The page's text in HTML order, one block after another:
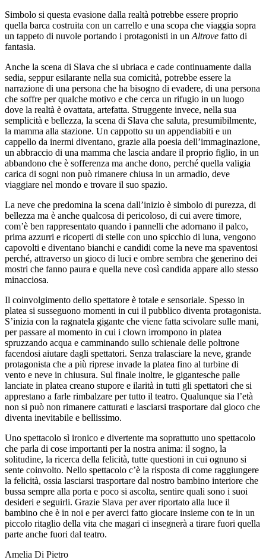
Simbolo si questa evasione dalla realtà potrebbe essere proprio
quella barca costruita con un carrello e una scopa che viaggia sopra
un tappeto di nuvole portando i protagonisti in un Altrove fatto di
fantasia.
Anche la scena di Slava che si ubriaca e cade continuamente dalla
sedia, seppur esilarante nella sua comicità, potrebbe essere la
narrazione di una persona che ha bisogno di evadere, di una persona
che soffre per qualche motivo e che cerca un rifugio in un luogo
dove la realtà è ovattata, artefatta. Struggente invece, nella sua
semplicità e bellezza, la scena di Slava che saluta, presumibilmente,
la mamma alla stazione. Un cappotto su un appendiabiti e un
cappello da inermi diventano, grazie alla poesia dell’immaginazione,
un abbraccio di una mamma che lascia andare il proprio figlio, in un
abbandono che è sofferenza ma anche dono, perché quella valigia
carica di sogni non può rimanere chiusa in un armadio, deve
viaggiare nel mondo e trovare il suo spazio.
La neve che predomina la scena dall’inizio è simbolo di purezza, di
bellezza ma è anche qualcosa di pericoloso, di cui avere timore,
com’è ben rappresentato quando i pannelli che adornano il palco,
prima azzurri e ricoperti di stelle con uno spicchio di luna, vengono
capovolti e diventano bianchi e candidi come la neve ma spaventosi
perché, attraverso un gioco di luci e ombre sembra che generino dei
mostri che fanno paura e quella neve così candida appare allo stesso
minacciosa.
Il coinvolgimento dello spettatore è totale e sensoriale. Spesso in
platea si susseguono momenti in cui il pubblico diventa protagonista.
S’inizia con la ragnatela gigante che viene fatta scivolare sulle mani,
per passare al momento in cui i clown irrompono in platea
spruzzando acqua e camminando sullo schienale delle poltrone
facendosi aiutare dagli spettatori. Senza tralasciare la neve, grande
protagonista che a più riprese invade la platea fino al turbine di
vento e neve in chiusura. Sul finale inoltre, le gigantesche palle
lanciate in platea creano stupore e ilarità in tutti gli spettatori che si
apprestano a farle rimbalzare per tutto il teatro. Qualunque sia l’età
non si può non rimanere catturati e lasciarsi trasportare dal gioco che
diventa inevitabile e bellissimo.
Uno spettacolo sì ironico e divertente ma soprattutto uno spettacolo
che parla di cose importanti per la nostra anima: il sogno, la
solitudine, la ricerca della felicità, tutte questioni in cui ognuno si
sente coinvolto. Nello spettacolo c’è la risposta di come raggiungere
la felicità, ossia lasciarsi trasportare dal nostro bambino interiore che
bussa sempre alla porta e poco si ascolta, sentire quali sono i suoi
desideri e seguirli. Grazie Slava per aver riportato alla luce il
bambino che è in noi e per averci fatto giocare insieme con te in un
piccolo ritaglio della vita che magari ci insegnerà a tirare fuori quella
parte anche fuori dal teatro.
Amelia Di Pietro